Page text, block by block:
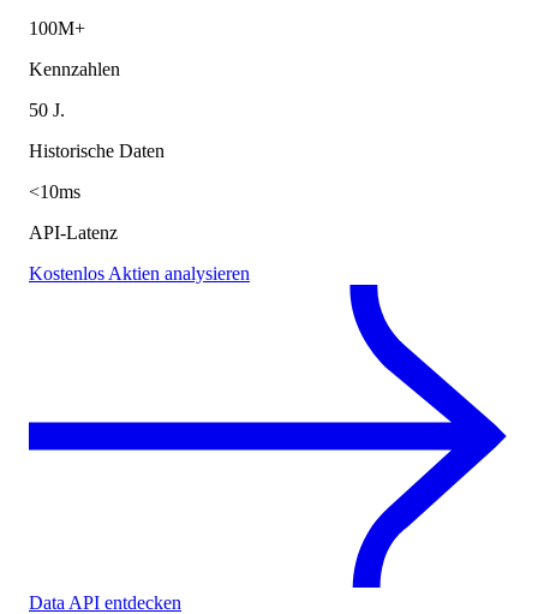
100M+
Kennzahlen
50 J.
Historische Daten
<10ms
API-Latenz
Kostenlos Aktien analysieren
Data API entdecken